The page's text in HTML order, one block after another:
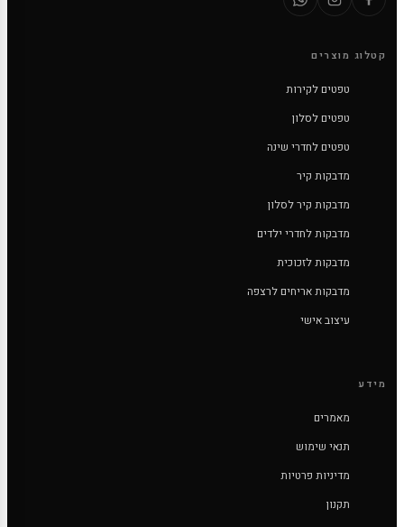
קטלוג מוצרים
טפטים לקירות
טפטים לסלון
טפטים לחדרי שינה
מדבקות קיר
מדבקות קיר לסלון
מדבקות לחדרי ילדים
מדבקות לזכוכית
מדבקות אריחים לרצפה
עיצוב אישי
מידע
מאמרים
תנאי שימוש
מדיניות פרטיות
תקנון